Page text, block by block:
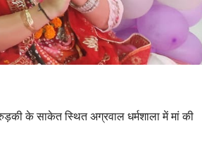
के साकेत स्थित अग्रवाल धर्मशाला में मां की